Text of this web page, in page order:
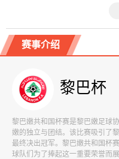
赛事介绍
黎巴杯
黎巴嫩共和国杯赛是黎巴嫩足球
嫩的独立与团结。该比赛吸引了
最终决出冠军。黎巴嫩共和国杯
球队们为了捧起这一重要荣誉而